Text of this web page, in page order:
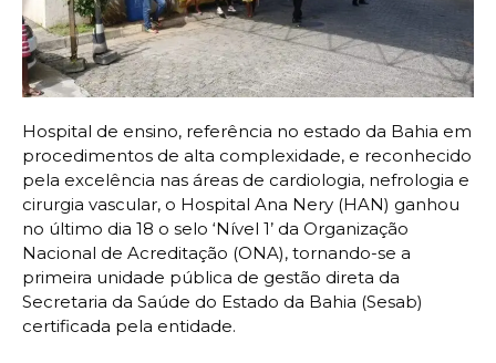
Hospital de ensino, referência no estado da Bahia em
procedimentos de alta complexidade, e reconhecido
pela excelência nas áreas de cardiologia, nefrologia e
cirurgia vascular, o Hospital Ana Nery (HAN) ganhou
no último dia 18 o selo ‘Nível 1’ da Organização
Nacional de Acreditação (ONA), tornando-se a
primeira unidade pública de gestão direta da
Secretaria da Saúde do Estado da Bahia (Sesab)
certificada pela entidade.